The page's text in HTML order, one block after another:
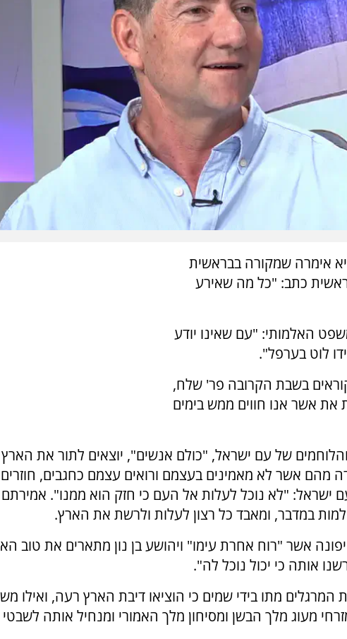
אימרה שמקורה בבראשית
כתב: "כל מה שאירע
האלמותי: "עם שאינו יודע
לוט בערפל".
בשבת הקרובה פר' שלח,
אשר אנו חווים ממש בימים
של עם ישראל, "כולם אנשים", יוצאים לתור את
מהם אשר לא מאמינים בעצמם ורואים עצמם כחגבים, חוזרים
ישראל: "לא נוכל לעלות אל העם כי חזק הוא ממנו". אמירתם
במדבר, ומאבד כל רצון לעלות ולרשת את הארץ.
אשר "רוח אחרת עימו" ויהושע בן נון מתארים את טוב
אותה כי יכול נוכל לה".
המרגלים מתו בידי שמים כי הוציאו דיבת הארץ רעה, ואילו
מעוג מלך הבשן ומסיחון מלך האמורי ומנחיל אותה לשבטי